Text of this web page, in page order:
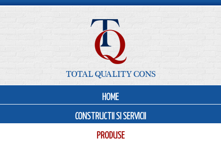
HOME
CONSTRUCTII SI SERVICII
PRODUSE